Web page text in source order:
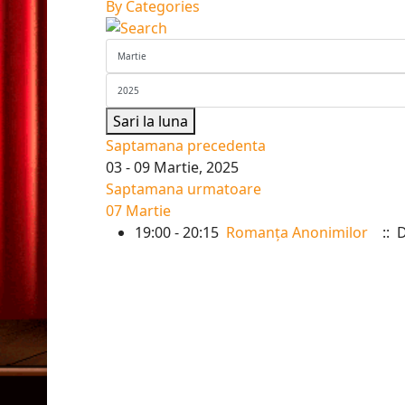
By Categories
Sari la luna
Saptamana precedenta
03 - 09 Martie, 2025
Saptamana urmatoare
07 Martie
19:00 - 20:15 Romanța Anonimilor ::